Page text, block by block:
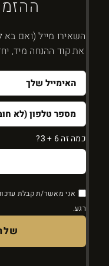
השאירו מייל (ואם
את קוד ההנחה מיד,
כמה זה 6 + 3?
רגע.